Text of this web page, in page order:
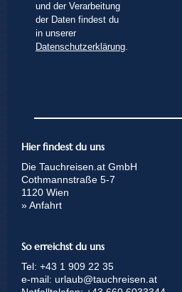
und der Verarbeitung
der Daten findest du
in unserer
Datenschutzerklärung.
Hier findest du uns
Die Tauchreisen.at GmbH
Cothmannstraße 5-7
1120 Wien
» Anfahrt
So erreichst du uns
Tel: +43 1 909 22 35
e-mail: urlaub@tauchreisen.at